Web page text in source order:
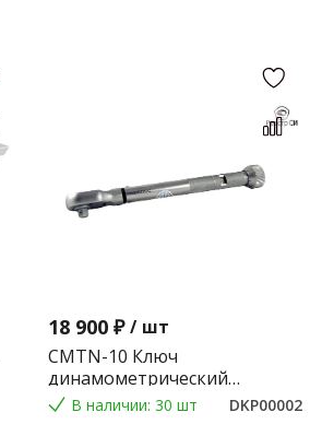
18 900 ₽ / шт
CMTN-10 Ключ
динамометрический
предельного типа 2-10 Nm.
В наличии: 30 шт
DKP00002